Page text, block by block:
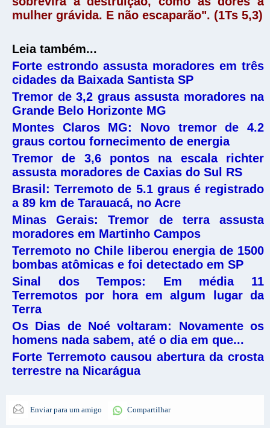
mulher grávida. E não escaparão". (1Ts 5,3)
Leia também...
Forte estrondo assusta moradores em três
cidades da Baixada Santista SP
Tremor de 3,2 graus assusta moradores na
Grande Belo Horizonte MG
Montes Claros MG: Novo tremor de 4.2
graus cortou fornecimento de energia
Tremor de 3,6 pontos na escala richter
assusta moradores de Caxias do Sul RS
Brasil: Terremoto de 5.1 graus é registrado
a 89 km de Tarauacá, no Acre
Minas Gerais: Tremor de terra assusta
moradores em Martinho Campos
Terremoto no Chile liberou energia de 1500
bombas atômicas e foi detectado em SP
Sinal dos Tempos: Em média 11
Terremotos por hora em algum lugar da
Terra
Os Dias de Noé voltaram: Novamente os
homens nada sabem, até o dia em que...
Forte Terremoto causou abertura da crosta
terrestre na Nicarágua
Enviar para um amigo Compartilhar